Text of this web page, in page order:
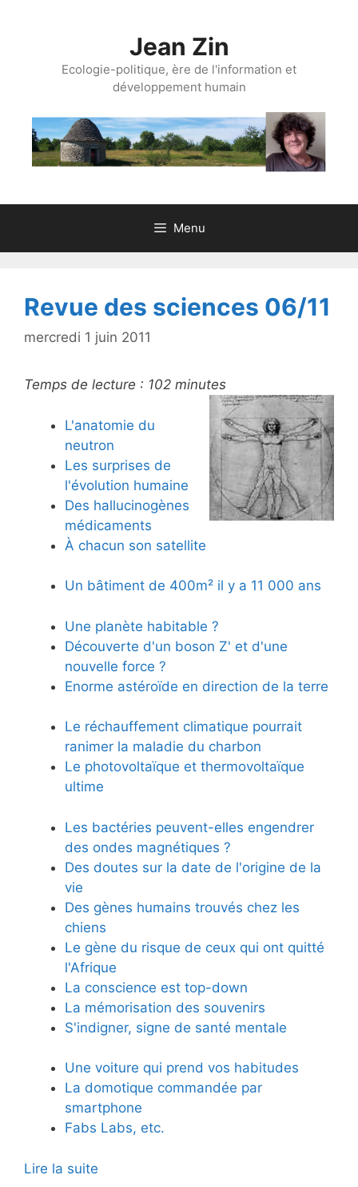
Jean Zin
Ecologie-politique, ère de l'information et
développement humain
Menu
Revue des sciences 06/11
mercredi 1 juin 2011
Temps de lecture : 102 minutes
L'anatomie du
neutron
Les surprises de
l'évolution humaine
Des hallucinogènes
médicaments
À chacun son satellite
Un bâtiment de 400m² il y a 11 000 ans
Une planète habitable ?
Découverte d'un boson Z' et d'une
nouvelle force ?
Enorme astéroïde en direction de la terre
Le réchauffement climatique pourrait
ranimer la maladie du charbon
Le photovoltaïque et thermovoltaïque
ultime
Les bactéries peuvent-elles engendrer
des ondes magnétiques ?
Des doutes sur la date de l'origine de la
vie
Des gènes humains trouvés chez les
chiens
Le gène du risque de ceux qui ont quitté
l'Afrique
La conscience est top-down
La mémorisation des souvenirs
S'indigner, signe de santé mentale
Une voiture qui prend vos habitudes
La domotique commandée par
smartphone
Fabs Labs, etc.
Lire la suite